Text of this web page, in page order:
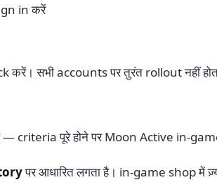
in करें
सभी accounts पर तुरंत rollout नहीं
— criteria पूरे होने पर Moon Active in-
पर आधारित लगता है। in-game shop में